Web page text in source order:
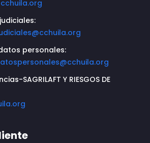
personales:
SAGRILAFT Y RIESGOS DE